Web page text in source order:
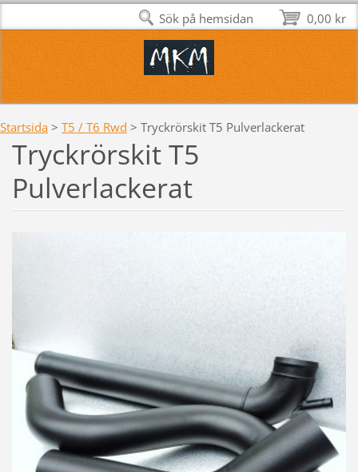
Startsida > T5 / T6 Rwd > Tryckrörskit T5 Pulverlackerat
Tryckrörskit T5
Pulverlackerat
0,00 kr
Sök på hemsidan